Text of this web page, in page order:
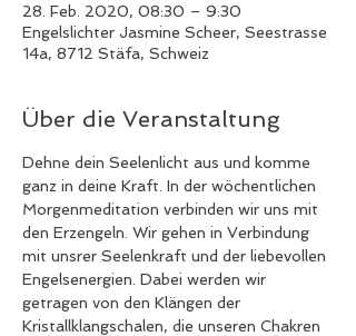
28. Feb. 2020, 08:30 – 9:30
Engelslichter Jasmine Scheer, Seestrasse
14a, 8712 Stäfa, Schweiz
Über die Veranstaltung
Dehne dein Seelenlicht aus und komme
ganz in deine Kraft. In der wöchentlichen
Morgenmeditation verbinden wir uns mit
den Erzengeln. Wir gehen in Verbindung
mit unsrer Seelenkraft und der liebevollen
Engelsenergien. Dabei werden wir
getragen von den Klängen der
Kristallklangschalen, die unseren Chakren